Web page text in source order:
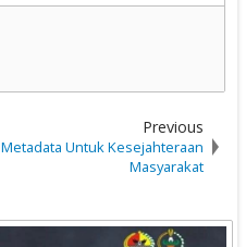
Previous
Metadata Untuk Kesejahteraan
Masyarakat